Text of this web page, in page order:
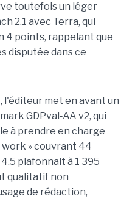
toutefois un léger
2.1 avec Terra, qui
4 points, rappelant que
disputée dans ce
l'éditeur met en avant un
GDPval ‑AA v2, qui
à prendre en charge
work » couvrant 44
plafonnait à 1 395
qualitatif non
de rédaction,